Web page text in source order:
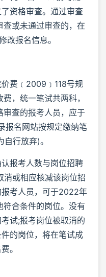
资格审查。通过审查
查或未通过审查的，在
改报名信息。
费﹝2009﹞118号规
，统一笔试共两科，
查的报考人员，应于
报名网站按规定缴纳笔
行放弃)。
报考人数与岗位招聘
消或相应核减该岗位招
考人员，可于2022年
合条件的岗位。没有
试;报考岗位被取消的
的岗位，将在笔试成
。